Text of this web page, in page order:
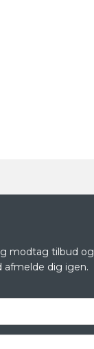
modtag tilbud og
afmelde dig igen.